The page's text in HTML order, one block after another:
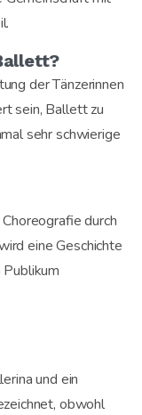
der Tänzerinnen
sein, Ballett zu
sehr schwierige
durch
eine Geschichte
Publikum
und ein
obwohl